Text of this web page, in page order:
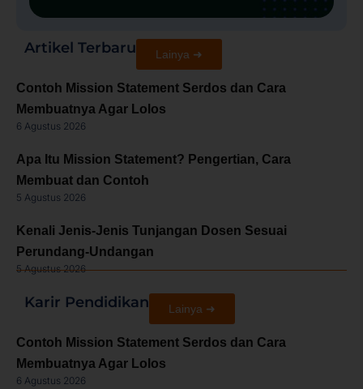
Artikel Terbaru Lainya ➜
Contoh Mission Statement Serdos dan Cara
Membuatnya Agar Lolos
6 Agustus 2026
Apa Itu Mission Statement? Pengertian, Cara
Membuat dan Contoh
5 Agustus 2026
Kenali Jenis-Jenis Tunjangan Dosen Sesuai
Perundang-Undangan
5 Agustus 2026
Karir Pendidikan Lainya ➜
Contoh Mission Statement Serdos dan Cara
Membuatnya Agar Lolos
6 Agustus 2026